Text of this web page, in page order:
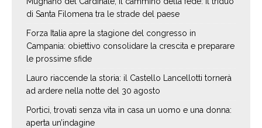
di Santa Filomena tra le strade del paese
Forza Italia apre la stagione del congresso in
Campania: obiettivo consolidare la crescita e preparare
le prossime sfide
Lauro riaccende la storia: il Castello Lancellotti tornerà
ad ardere nella notte del 30 agosto
Portici, trovati senza vita in casa un uomo e una donna:
aperta un’indagine